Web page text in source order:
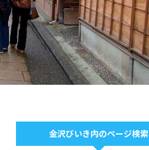
金沢びいき内のページ検索